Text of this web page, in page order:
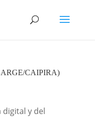
CAIPIRA)
digital y del